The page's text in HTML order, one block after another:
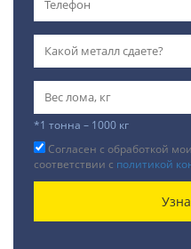
*1 тонна – 1000 кг
Согласен с обработкой
соответствии с политикой